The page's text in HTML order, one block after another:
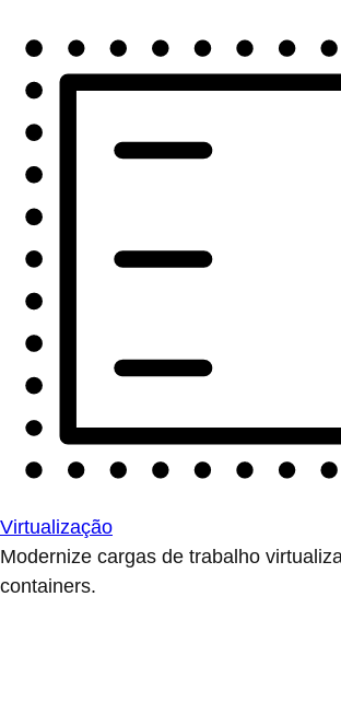
Virtualização
Modernize cargas de trabalho
containers.